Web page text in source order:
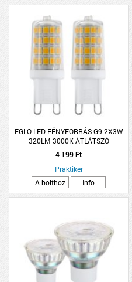
EGLO LED FÉNYFORRÁS G9 2X3W
320LM 3000K ÁTLÁTSZÓ
4 199 Ft
Praktiker
A bolthoz
Info